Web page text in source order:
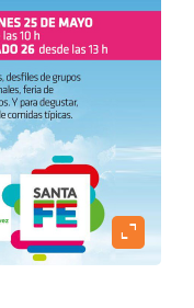
expand_content